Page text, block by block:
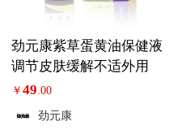
劲元康紫草蛋黄油保健液
调节皮肤缓解不适外用
￥49 .00
劲元康